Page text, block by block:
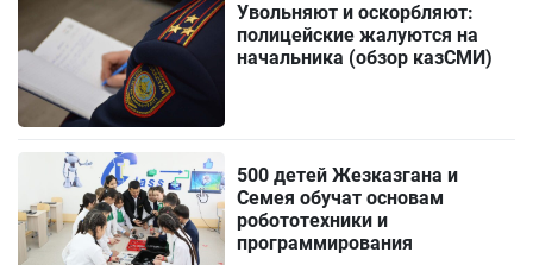
Увольняют и оскорбляют:
полицейские жалуются на
начальника (обзор казСМИ)
500 детей Жезказгана и
Семея обучат основам
робототехники и
программирования